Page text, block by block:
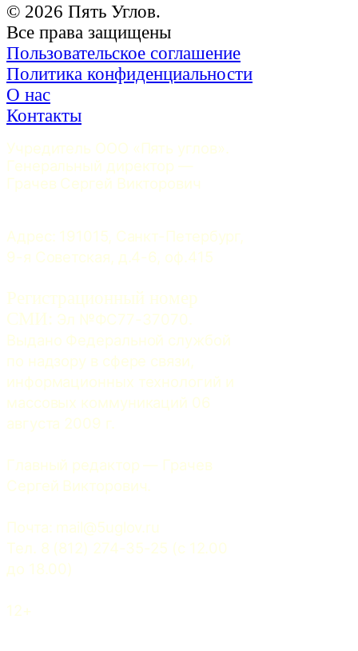
© 2026 Пять Углов.
Все права защищены
Пользовательское соглашение
Политика конфиденциальности
О нас
Контакты
Учредитель ООО «Пять углов».
Генеральный директор —
Грачев Сергей Викторович
Адрес: 191015, Санкт-Петербург,
9-я Советская, д.4-6, оф.415
Регистрационный номер
СМИ: Эл №ФС77-37070.
Выдано Федеральной службой
по надзору в сфере связи,
информационных технологий и
массовых коммуникаций 06
августа 2009 г.
Главный редактор — Грачев
Сергей Викторович.
Почта: mail@5uglov.ru
Тел. 8 (812) 274-35-25 (c 12.00
до 18.00)
12+